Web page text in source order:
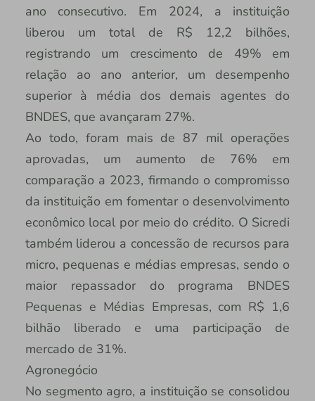
ano consecutivo. Em 2024, a instituição
liberou um total de R$ 12,2 bilhões,
registrando um crescimento de 49% em
relação ao ano anterior, um desempenho
superior à média dos demais agentes do
BNDES, que avançaram 27%.
Ao todo, foram mais de 87 mil operações
aprovadas, um aumento de 76% em
comparação a 2023, firmando o compromisso
da instituição em fomentar o desenvolvimento
econômico local por meio do crédito. O Sicredi
também liderou a concessão de recursos para
micro, pequenas e médias empresas, sendo o
maior repassador do programa BNDES
Pequenas e Médias Empresas, com R$ 1,6
bilhão liberado e uma participação de
mercado de 31%.
Agronegócio
No segmento agro, a instituição se consolidou